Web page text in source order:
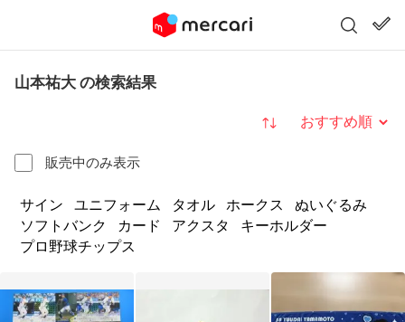
山本祐大 の検索結果
販売中のみ表示
並び替え
サイン ユニフォーム タオル ホークス
ぬいぐるみ
ソフトバンク
カード アクスタ
キーホルダー
プロ野球チップス